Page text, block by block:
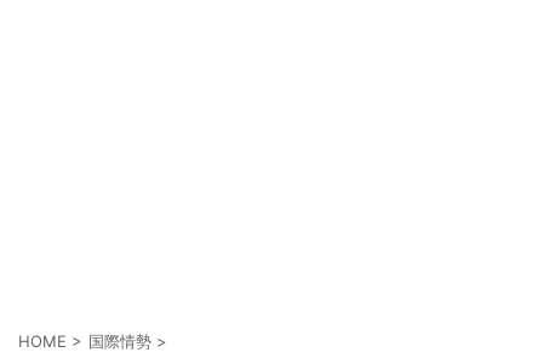
HOME > 国際情勢 >